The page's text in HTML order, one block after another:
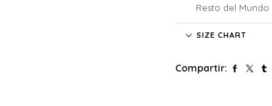
Resto del Mundo
Denali no se
costos y atrasos
SIZE CHART
Compartir: